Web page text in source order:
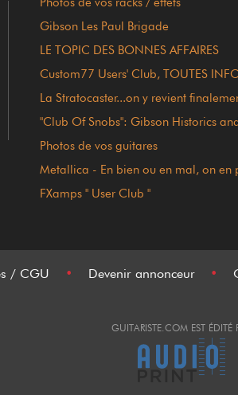
Gibson Les Paul Brigade
LE TOPIC DES BONNES AFFAIRES
Custom77 Users' Club, TOUTES
La Stratocaster...on y revient
"Club Of Snobs": Gibson Historics
Photos de vos guitares
Metallica - En bien ou en mal, on en
FXamps " User Club "
/ CGU • Devenir annonceur •
GUITARISTE.COM EST ÉDITÉ